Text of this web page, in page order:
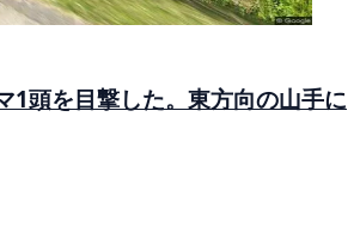
1頭を目撃した。東方向の山手に